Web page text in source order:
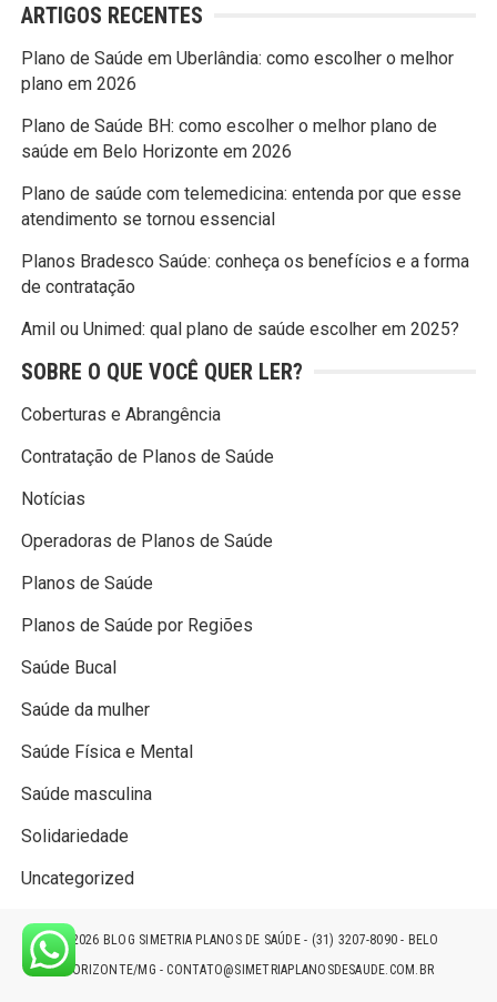
ARTIGOS RECENTES
Plano de Saúde em Uberlândia: como escolher o melhor
plano em 2026
Plano de Saúde BH: como escolher o melhor plano de
saúde em Belo Horizonte em 2026
Plano de saúde com telemedicina: entenda por que esse
atendimento se tornou essencial
Planos Bradesco Saúde: conheça os benefícios e a forma
de contratação
Amil ou Unimed: qual plano de saúde escolher em 2025?
SOBRE O QUE VOCÊ QUER LER?
Coberturas e Abrangência
Contratação de Planos de Saúde
Notícias
Operadoras de Planos de Saúde
Planos de Saúde
Planos de Saúde por Regiões
Saúde Bucal
Saúde da mulher
Saúde Física e Mental
Saúde masculina
Solidariedade
Uncategorized
© 2026 BLOG SIMETRIA PLANOS DE SAÚDE- (31) 3207-8090 - BELO
HORIZONTE/MG - CONTATO@SIMETRIAPLANOSDESAUDE.COM.BR